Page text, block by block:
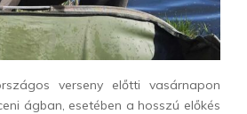
verseny előtti vasárnapon
ágban, esetében a hosszú előkés